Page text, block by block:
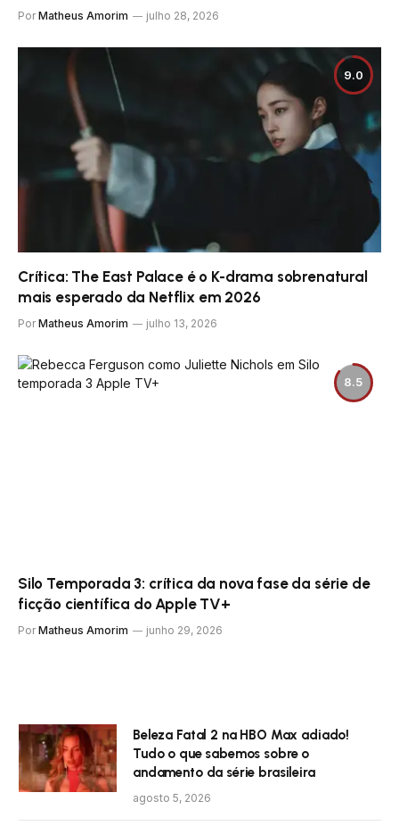
Por Matheus Amorim julho 28, 2026
9.0
Crítica: The East Palace é o K-drama sobrenatural
mais esperado da Netflix em 2026
Por Matheus Amorim julho 13, 2026
8.5
Silo Temporada 3: crítica da nova fase da série de
ficção científica do Apple TV+
Por Matheus Amorim junho 29, 2026
Beleza Fatal 2 na HBO Max adiado!
Tudo o que sabemos sobre o
andamento da série brasileira
agosto 5, 2026